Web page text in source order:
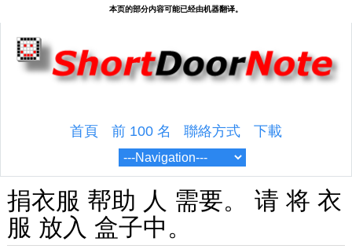
首頁 前 100 名 聯絡方式 下載
捐衣服 帮助 人 需要。 请 将 衣
服 放入 盒子中。